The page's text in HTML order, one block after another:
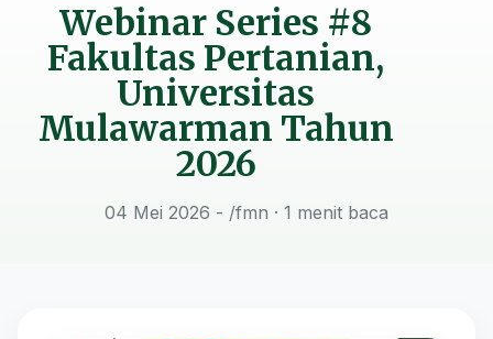
Webinar Series #8
Fakultas Pertanian,
Universitas
Mulawarman Tahun
2026
04 Mei 2026 - /fmn · 1 menit baca